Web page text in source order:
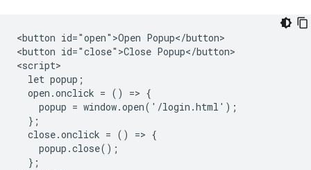
<button id="open">Open Popup</button>
<button id="close">Close Popup</button>
<script>
  let popup;
  open.onclick = () => {
    popup = window.open('/login.html');
  };
  close.onclick = () => {
    popup.close();
  };